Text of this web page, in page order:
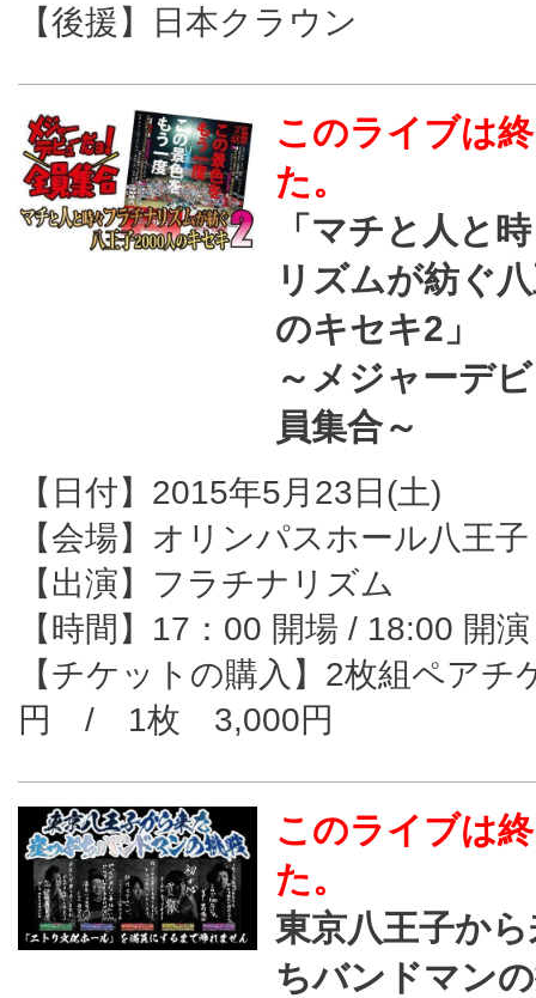
【後援】日本クラウン
このライブは
た。
「マチと人と
リズムが紡ぐ
のキセキ2」
～メジャーデ
員集合～
【日付】2015年5月23日(土)
【会場】オリンパスホール八王子
【出演】フラチナリズム
【時間】17：00 開場 / 18:00 開演
【チケットの購入】2枚組ペア
円 / 1枚 3,000円
このライブは
た。
東京八王子か
ちバンドマン